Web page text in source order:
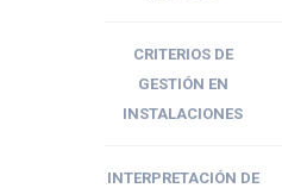
CRITERIOS DE
GESTIÓN EN
INSTALACIONES
INTERPRETACIÓN DE